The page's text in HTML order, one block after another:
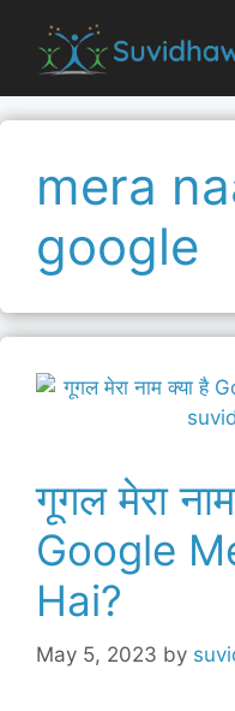
content
mera
google
गूगल मेरा
Google
Hai?
May 5, 2023 by